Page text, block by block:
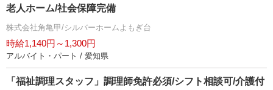
老人ホーム/社会保障完備
株式会社角亀甲/シルバーホームよもぎ台
時給1,140円～1,300円
アルバイト・パート / 愛知県
「福祉調理スタッフ」調理師免許必須/シフト相談可/介護付